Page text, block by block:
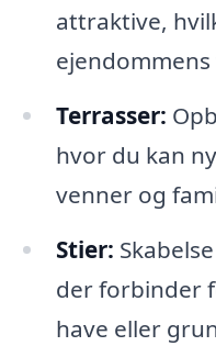
attraktive,
Terrasser:
hvor du kan
venner og
Stier:
der forbinder
have eller